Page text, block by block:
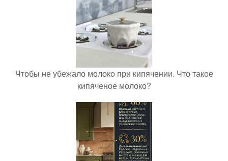
Чтобы не убежало молоко при кипячении. Что такое
кипяченое молоко?